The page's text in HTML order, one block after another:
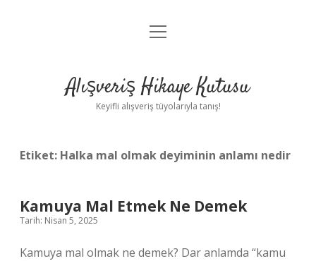
Anasayfa
Yasal Uyarı
menüyü
Alışveriş Hikaye Kutusu
Keyifli alışveriş tüyolarıyla tanış!
Etiket: Halka mal olmak deyiminin anlamı nedir
Kamuya Mal Etmek Ne Demek
Tarih: Nisan 5, 2025
Kamuya mal olmak ne demek? Dar anlamda “kamu